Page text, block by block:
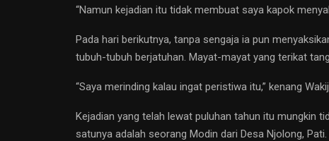
“Namun kejadian itu tidak membuat saya kapok
Pada hari berikutnya, tanpa sengaja ia pun
tubuh-tubuh berjatuhan. Mayat-mayat yang terikat
“Saya merinding kalau ingat peristiwa itu,” kenang
Kejadian yang telah lewat puluhan tahun itu mungkin
satunya adalah seorang Modin dari Desa Njolong,